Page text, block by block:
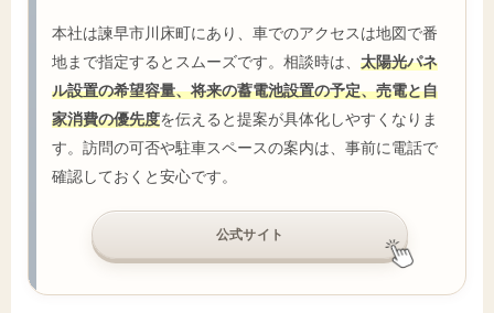
本社は諫早市川床町にあり、車でのアクセスは地図で番
地まで指定するとスムーズです。相談時は、 太陽光パネ
ル設置の希望容量、将来の蓄電池設置の予定、売電と自
家消費の優先度を伝えると提案が具体化しやすくなりま
す。訪問の可否や駐車スペースの案内は、事前に電話で
確認しておくと安心です。
公式サイト